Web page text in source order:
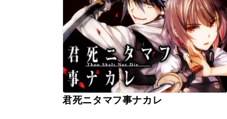
君死ニタマフ事ナカレ